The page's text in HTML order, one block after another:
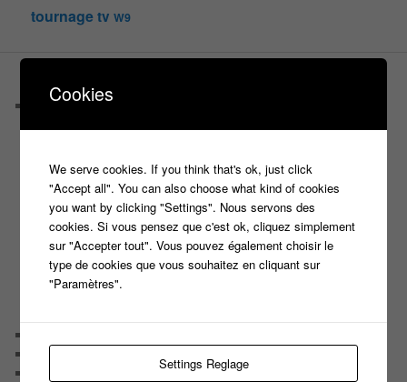
tournagetv W9
Castings
Harry
Motus
C’est quoi un casting ?
Tous les castings
Les 12 coups de midi
Les Z’Amours
Cookies
We serve cookies. If you think that's ok, just click
"Accept all". You can also choose what kind of cookies
you want by clicking "Settings". Nous servons des
cookies. Si vous pensez que c'est ok, cliquez simplement
sur "Accepter tout". Vous pouvez également choisir le
type de cookies que vous souhaitez en cliquant sur
"Paramètres".
Settings Reglage